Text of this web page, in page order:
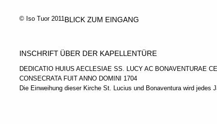
© Iso Tuor 2011 BLICK ZUM EINGANG
INSCHRIFT ÜBER DER KAPELLENTÜRE
DEDICATIO HUIUS AECLESIAE SS. LUCY AC BONAVENTURAE
CONSECRATA FUIT ANNO DOMINI 1704
Die Einweihung dieser Kirche St. Lucius und Bonaventura wird